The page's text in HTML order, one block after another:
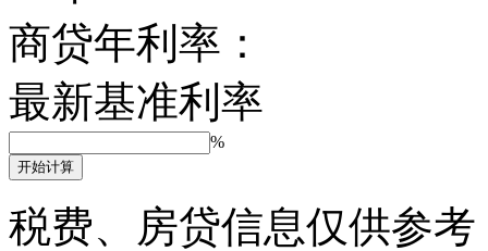
商贷年利率：
最新基准利率
%
开始计算
税费、房贷信息仅供参